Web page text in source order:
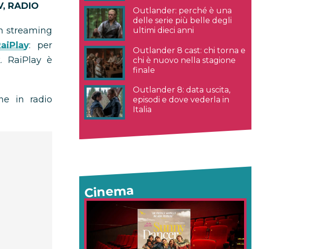
RADIO
streaming
: per
RaiPlay è
in radio
Outlander: perché è una
delle serie più belle degli
ultimi dieci anni
Outlander 8 cast: chi torna e
chi è nuovo nella stagione
finale
Outlander 8: data uscita,
episodi e dove vederla in
Italia
Cinema